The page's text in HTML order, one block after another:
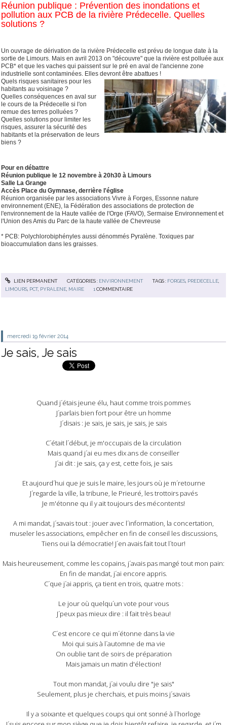
Réunion publique : Prévention des inondations et
pollution aux PCB de la rivière Prédecelle. Quelles
solutions ?
Un ouvrage de dérivation de la rivière Prédecelle est prévu de longue date à la
sortie de Limours. Mais en avril 2013 on "découvre" que la rivière est polluée aux
PCB* et que les vaches qui paissent sur le pré en aval de l'ancienne zone
industrielle sont contaminées. Elles devront être abattues !
Quels risques sanitaires pour les
habitants au voisinage ?
Quelles conséquences en aval sur
le cours de la Prédecelle si l'on
remue des terres polluées ?
Quelles solutions pour limiter les
risques, assurer la sécurité des
habitants et la préservation de leurs
biens ?
Pour en débattre
Réunion publique le 12 novembre à 20h30 à Limours
Salle La Grange
Accès Place du Gymnase, derrière l'église
Réunion organisée par les associations Vivre à Forges, Essonne nature
environnement (ENE), la Fédération des associations de protection de
l'environnement de la Haute vallée de l'Orge (FAVO), Sermaise Environnement et
l'Union des Amis du Parc de la haute vallée de Chevreuse
* PCB: Polychlorobiphényles aussi dénommés Pyralène. Toxiques par
bioaccumulation dans les graisses.
LIEN PERMANENT CATÉGORIES : ENVIRONNEMENT TAGS : FORGES PREDECELLE
LIMOURS PCT, PYRALENE MAIRE 1 COMMENTAIRE
mercredi 19 février 2014
Je sais, Je sais
Quand j´étais jeune élu, haut comme trois pommes
J´parlais bien fort pour être un homme
J´disais : je sais, je sais, je sais, je sais
C´était l´début, je m'occupais de la circulation
Mais quand j´ai eu mes dix ans de conseiller
J´ai dit : je sais, ça y est, cette fois, je sais
Et aujourd´hui que je suis le maire, les jours où je m´retourne
J´regarde la ville, la tribune, le Prieuré, les trottoirs pavés
Je m'étonne qu il y ait toujours des mécontents!
A mi mandat, j´savais tout : jouer avec l´information, la concertation,
museler les associations, empêcher en fin de conseil les discussions,
Tiens oui la démocratie! J´en avais fait tout l´tour!
Mais heureusement, comme les copains, j´avais pas mangé tout mon pain:
En fin de mandat, j´ai encore appris.
C´que j´ai appris, ça tient en trois, quatre mots :
Le jour où quelqu´un vote pour vous
J´peux pas mieux dire : il fait très beau!
C´est encore ce qui m´étonne dans la vie
Moi qui suis à l´automne de ma vie
On oublie tant de soirs de préparation
Mais jamais un matin d'élection!
Tout mon mandat, j´ai voulu dire "je sais"
Seulement, plus je cherchais, et puis moins j´savais
Il y a soixante et quelques coups qui ont sonné à l´horloge